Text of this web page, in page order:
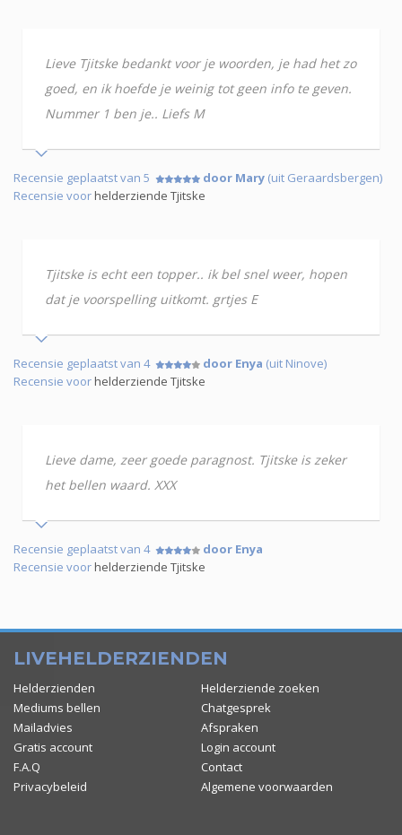
Lieve Tjitske bedankt voor je woorden, je had het zo
goed, en ik hoefde je weinig tot geen info te geven.
Nummer 1 ben je.. Liefs M
Recensie geplaatst van 5 door Mary (uit Geraardsbergen)
Recensie voorhelderziende Tjitske
Tjitske is echt een topper.. ik bel snel weer, hopen
dat je voorspelling uitkomt. grtjes E
Recensie geplaatst van 4 door Enya (uit Ninove)
Recensie voorhelderziende Tjitske
Lieve dame, zeer goede paragnost. Tjitske is zeker
het bellen waard. XXX
Recensie geplaatst van 4
door Enya
Recensie voorhelderziende Tjitske
LIVEHELDERZIENDEN
Helderzienden
Helderziende zoeken
Mediums bellen
Chatgesprek
Mailadvies
Afspraken
Gratis account
Login account
F.A.Q
Contact
Privacybeleid
Algemene voorwaarden